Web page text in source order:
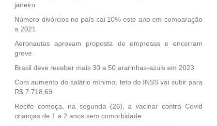
janeiro
Número divórcios no país cai 10% este ano em comparação
a 2021
Aeronautas aprovam proposta de empresas e encerram
greve
Brasil deve receber mais 30 a 50 ararinhas-azuis em 2023
Com aumento do salário mínimo, teto do INSS vai subir para
R$ 7.718,69
Recife começa, na segunda (26), a vacinar contra Covid
crianças de 1 a 2 anos sem comorbidade